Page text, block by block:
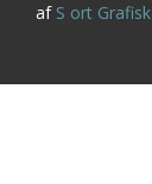
af S ort Grafisk